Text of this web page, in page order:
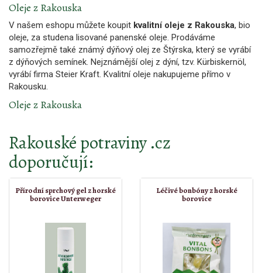
Oleje z Rakouska
V našem eshopu můžete koupit kvalitní oleje z Rakouska, bio
oleje, za studena lisované panenské oleje. Prodáváme
samozřejmě také známý dýňový olej ze Štýrska, který se vyrábí
z dýňových semínek. Nejznámější olej z dýní, tzv. Kürbiskernöl,
vyrábí firma Steier Kraft. Kvalitní oleje nakupujeme přímo v
Rakousku.
Oleje z Rakouska
Rakouské potraviny .cz
doporučují:
Přírodní sprchový gel z horské
borovice Unterweger
Léčivé bonbóny z horské
borovice